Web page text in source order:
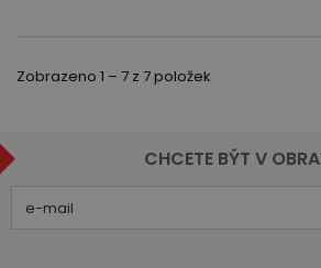
Zobrazeno 1 – 7 z 7 položek
CHCETE BÝT V